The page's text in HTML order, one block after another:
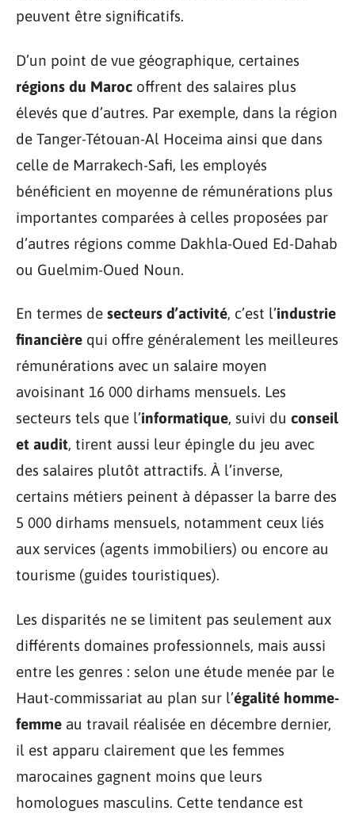
peuvent être significatifs.
D’un point de vue géographique, certaines
régions du Maroc offrent des salaires plus
élevés que d’autres. Par exemple, dans la région
de Tanger-Tétouan-Al Hoceima ainsi que dans
celle de Marrakech-Safi, les employés
bénéficient en moyenne de rémunérations plus
importantes comparées à celles proposées par
d’autres régions comme Dakhla-Oued Ed-Dahab
ou Guelmim-Oued Noun.
En termes de secteurs d’activité, c’est l’industrie
financière qui offre généralement les meilleures
rémunérations avec un salaire moyen
avoisinant 16 000 dirhams mensuels. Les
secteurs tels que l’informatique, suivi du conseil
et audit, tirent aussi leur épingle du jeu avec
des salaires plutôt attractifs. À l’inverse,
certains métiers peinent à dépasser la barre des
5 000 dirhams mensuels, notamment ceux liés
aux services (agents immobiliers) ou encore au
tourisme (guides touristiques).
Les disparités ne se limitent pas seulement aux
différents domaines professionnels, mais aussi
entre les genres : selon une étude menée par le
Haut-commissariat au plan sur l’égalité homme-
femme au travail réalisée en décembre dernier,
il est apparu clairement que les femmes
marocaines gagnent moins que leurs
homologues masculins. Cette tendance est